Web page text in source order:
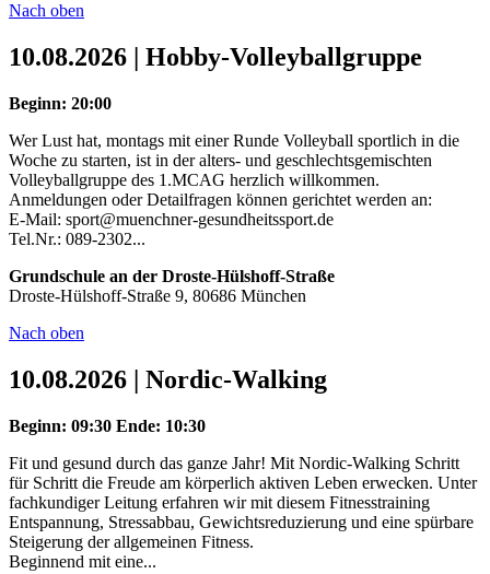
Nach oben
10.08.2026 | Hobby-Volleyballgruppe
Beginn: 20:00
Wer Lust hat, montags mit einer Runde Volleyball sportlich in die
Woche zu starten, ist in der alters- und geschlechtsgemischten
Volleyballgruppe des 1.MCAG herzlich willkommen.
Anmeldungen oder Detailfragen können gerichtet werden an:
E-Mail: sport@muenchner-gesundheitssport.de
Tel.Nr.: 089-2302...
Grundschule an der Droste-Hülshoff-Straße
Droste-Hülshoff-Straße 9, 80686 München
Nach oben
10.08.2026 | Nordic-Walking
Beginn: 09:30 Ende: 10:30
Fit und gesund durch das ganze Jahr! Mit Nordic-Walking Schritt
für Schritt die Freude am körperlich aktiven Leben erwecken. Unter
fachkundiger Leitung erfahren wir mit diesem Fitnesstraining
Entspannung, Stressabbau, Gewichtsreduzierung und eine spürbare
Steigerung der allgemeinen Fitness.
Beginnend mit eine...